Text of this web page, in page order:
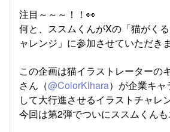
注目～～～！！👀
何と、ススムくんがXの「猫がく
ャレンジ」に参加させていただき
この企画は猫イラストレーターの
さん（@ColorKihara）が企業キャ
して大行進させるイラストチャレン
今回は第2弾でついにススムくん